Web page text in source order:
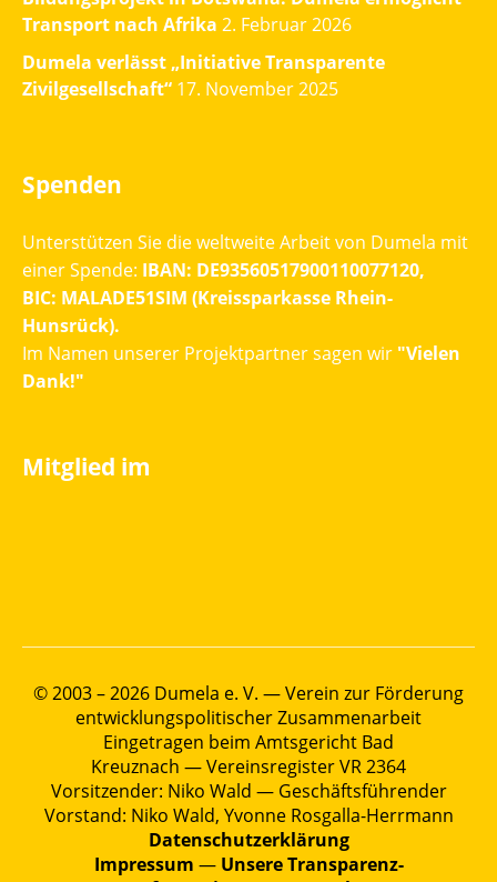
Transport nach Afrika 2. Februar 2026
Dumela verlässt „Initiative Transparente
Zivilgesellschaft“ 17. November 2025
Spenden
Unterstützen Sie die weltweite Arbeit von Dumela mit
einer Spende: IBAN: DE93560517900110077120,
BIC: MALADE51SIM (Kreissparkasse Rhein-
Hunsrück).
Im Namen unserer Projektpartner sagen wir "Vielen
Dank!"
Mitglied im
© 2003 – 2026 Dumela e. V. — Verein zur Förderung
entwicklungspolitischer Zusammenarbeit
Eingetragen beim Amtsgericht Bad
Kreuznach — Vereinsregister VR 2364
Vorsitzender: Niko Wald — Geschäftsführender
Vorstand: Niko Wald, Yvonne Rosgalla-Herrmann
Datenschutzerklärung
Impressum — Unsere Transparenz-